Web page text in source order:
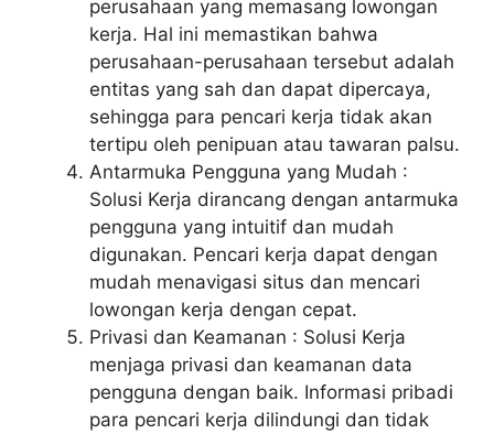
perusahaan yang memasang lowongan
kerja. Hal ini memastikan bahwa
perusahaan-perusahaan tersebut adalah
entitas yang sah dan dapat dipercaya,
sehingga para pencari kerja tidak akan
tertipu oleh penipuan atau tawaran palsu.
Antarmuka Pengguna yang Mudah :
Solusi Kerja dirancang dengan antarmuka
pengguna yang intuitif dan mudah
digunakan. Pencari kerja dapat dengan
mudah menavigasi situs dan mencari
lowongan kerja dengan cepat.
Privasi dan Keamanan : Solusi Kerja
menjaga privasi dan keamanan data
pengguna dengan baik. Informasi pribadi
para pencari kerja dilindungi dan tidak